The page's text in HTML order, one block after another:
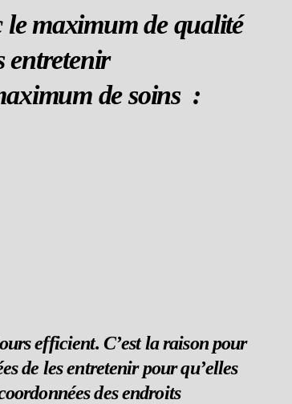
le maximum de qualité
entretenir
de soins :
efficient. C’est la raison pour
de les entretenir pour qu’elles
des endroits